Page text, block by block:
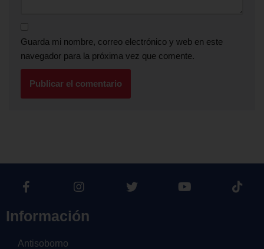
Guarda mi nombre, correo electrónico y web en este
navegador para la próxima vez que comente.
Información
Antisoborno